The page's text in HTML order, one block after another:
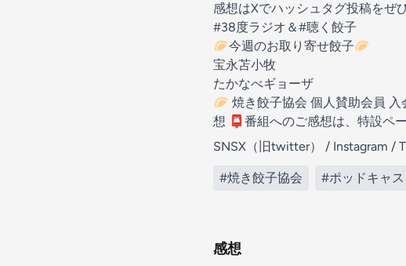
感想はXでハッシュタグ投稿をぜ
#38度ラジオ＆#聴く餃子
🥟今週のお取り寄せ餃子🥟
宝永苫小牧
たかなべギョーザ
🥟 焼き餃子協会 個人賛助会員 入
想 📮番組へのご感想は、特設ペ
SNSX（旧twitter） / Instagram /
#焼き餃子協会 #ポッドキャス
感想